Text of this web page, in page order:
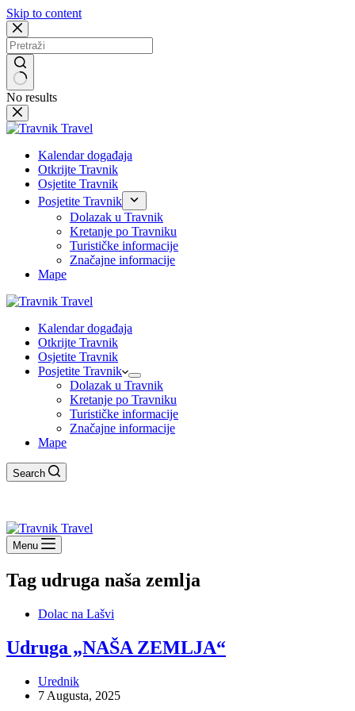
Skip to content
No results
Kalendar događaja
Otkrijte Travnik
Osjetite Travnik
Posjetite Travnik
Dolazak u Travnik
Kretanje po Travniku
Turističke informacije
Značajne informacije
Mape
Kalendar događaja
Otkrijte Travnik
Osjetite Travnik
Posjetite Travnik
Dolazak u Travnik
Kretanje po Travniku
Turističke informacije
Značajne informacije
Mape
Search
Menu
Tag udruga naša zemlja
Dolac na Lašvi
Udruga „NAŠA ZEMLJA“
Urednik
7 Augusta, 2025